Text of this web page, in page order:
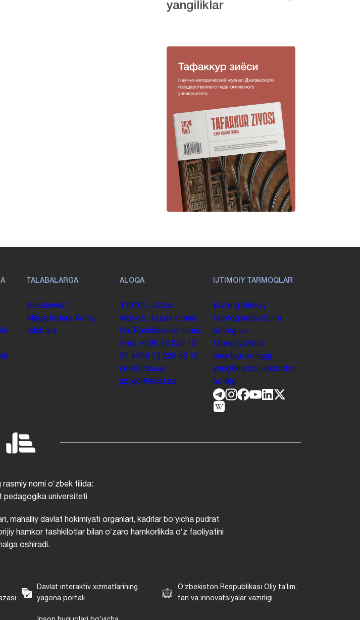
yangiliklar
TALABALARGA
Bakalavriat
Magistratura Xorijiy
talabalar
ALOQA
130100. Jizzax
viloyati, Jizzax shahri,
Sh. Rashidov koʻchasi,
4-uy. +998 72 226 13
57 +998 72 226 68 10
info@jdpu.uz
jiz.jdpi@exat.uz
IJTIMOIY TARMOQLAR
Bizning ijtimoiy
tarmoqlarda obuna
boʻling va
taraqqiyotimiz
haqidagi soʻnggi
yangiliklardan xabardor
boʻling.
rasmiy nomi oʻzbek tilida:
pedagogika universiteti
mahalliy davlat hokimiyati organlari, kadrlar boʻyicha pudrat
hamkor tashkilotlar bilan oʻzaro hamkorlikda oʻz faoliyatini
oshiradi.
Davlat interaktiv xizmatlarining
yagona portali
Oʻzbekiston Respublikasi Oliy taʼlim,
fan va innovatsiyalar vazirligi